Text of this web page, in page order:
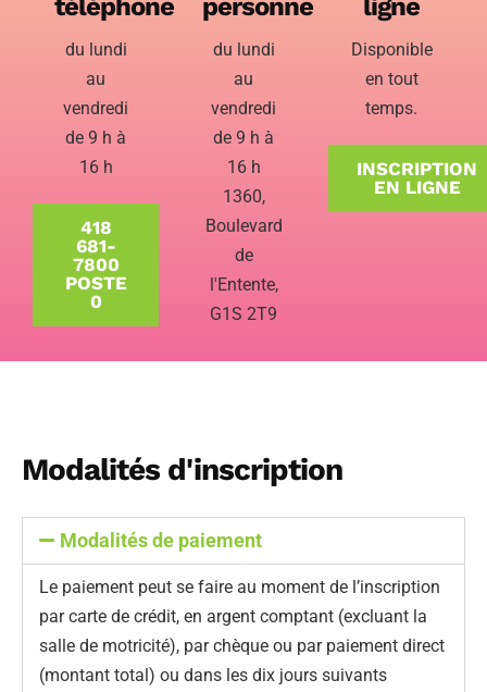
téléphone
du lundi
au
vendredi
de 9 h à
16 h
418
681-
7800
POSTE
0
personne
du lundi
au
vendredi
de 9 h à
16 h
1360,
Boulevard
de
l'Entente,
G1S 2T9
ligne
Disponible
en tout
temps.
INSCRIPTION
EN LIGNE
Modalités d'inscription
Modalités de paiement
Le paiement peut se faire au moment de l’inscription
par carte de crédit, en argent comptant (excluant la
salle de motricité), par chèque ou par paiement direct
(montant total) ou dans les dix jours suivants